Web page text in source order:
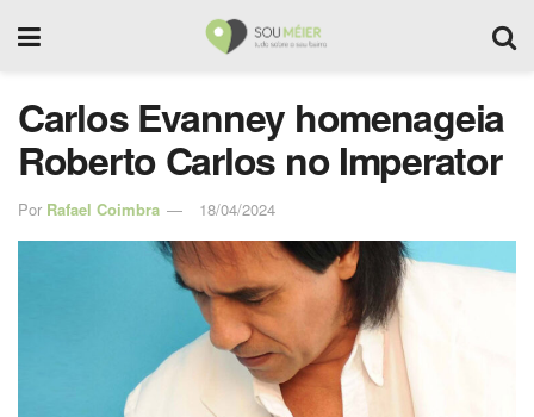
Carlos Evanney homenageia
Roberto Carlos no Imperator
Por Rafael Coimbra 18/04/2024